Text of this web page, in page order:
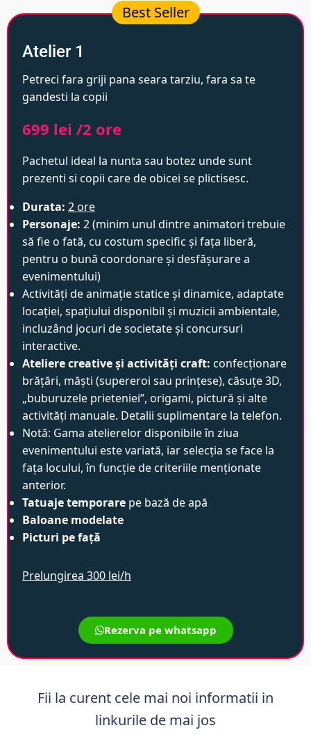
Best Seller
Atelier 1
Petreci fara griji pana seara tarziu, fara sa te
gandesti la copii
699 lei /2 ore
Pachetul ideal la nunta sau botez unde sunt
prezenti si copii care de obicei se plictisesc.
Durata: 2 ore
Personaje: 2 (minim unul dintre animatori trebuie
să fie o fată, cu costum specific și fața liberă,
pentru o bună coordonare și desfășurare a
evenimentului)
Activități de animație statice și dinamice, adaptate
locației, spațiului disponibil și muzicii ambientale,
incluzând jocuri de societate și concursuri
interactive.
Ateliere creative și activități craft: confecționare
brățări, măști (supereroi sau prințese), căsuțe 3D,
„buburuzele prieteniei”, origami, pictură și alte
activități manuale. Detalii suplimentare la telefon.
Notă: Gama atelierelor disponibile în ziua
evenimentului este variată, iar selecția se face la
fața locului, în funcție de criteriile menționate
anterior.
Tatuaje temporare pe bază de apă
Baloane modelate
Picturi pe față
Prelungirea 300 lei/h
Rezerva pe whatsapp
Fii la curent cele mai noi informatii in
linkurile de mai jos